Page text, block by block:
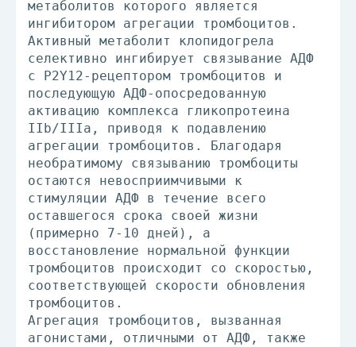
метаболитов которого является
ингибитором агрегации тромбоцитов.
Активный метаболит клопидогрела
селективно ингибирует связывание АДФ
с P2Y12-рецептором тромбоцитов и
последующую АДФ-опосредованную
активацию комплекса гликопротеина
IIb/IIIа, приводя к подавлению
агрегации тромбоцитов. Благодаря
необратимому связыванию тромбоциты
остаются невосприимчивыми к
стимуляции АДФ в течение всего
оставшегося срока своей жизни
(примерно 7-10 дней), а
восстановление нормальной функции
тромбоцитов происходит со скоростью,
соответствующей скорости обновления
тромбоцитов.
Агрегация тромбоцитов, вызванная
агонистами, отличными от АДФ, также